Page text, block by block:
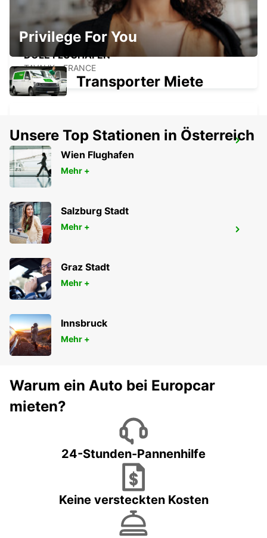
DOLE FLUGHAFEN
TAVAUX - FRANCE
YVERDON, SENN AUTOMOBILES
YVERDON LES BAINS - SWITZERLAND
MONTBELIARD
MONTBELIARD - FRANCE
Privilege For You
Transporter Miete
Unsere Top Stationen in Österreich
Wien Flughafen
Mehr +
Salzburg Stadt
Mehr +
Graz Stadt
Mehr +
Innsbruck
Mehr +
Warum ein Auto bei Europcar
mieten?
24-Stunden-Pannenhilfe
Keine versteckten Kosten